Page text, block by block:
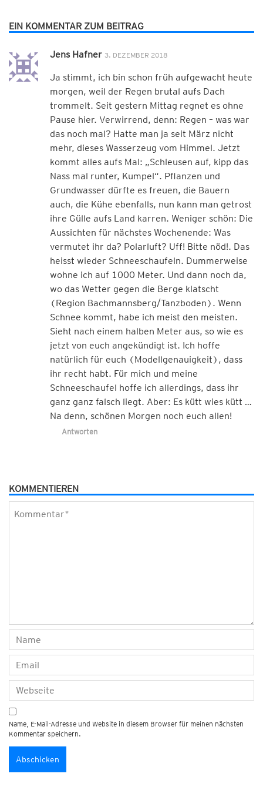
EIN KOMMENTAR ZUM BEITRAG
Jens Hafner 3. DEZEMBER 2018
Ja stimmt, ich bin schon früh aufgewacht heute
morgen, weil der Regen brutal aufs Dach
trommelt. Seit gestern Mittag regnet es ohne
Pause hier. Verwirrend, denn: Regen – was war
das noch mal? Hatte man ja seit März nicht
mehr, dieses Wasserzeug vom Himmel. Jetzt
kommt alles aufs Mal: „Schleusen auf, kipp das
Nass mal runter, Kumpel“. Pflanzen und
Grundwasser dürfte es freuen, die Bauern
auch, die Kühe ebenfalls, nun kann man getrost
ihre Gülle aufs Land karren. Weniger schön: Die
Aussichten für nächstes Wochenende: Was
vermutet ihr da? Polarluft? Uff! Bitte nöd!. Das
heisst wieder Schneeschaufeln. Dummerweise
wohne ich auf 1000 Meter. Und dann noch da,
wo das Wetter gegen die Berge klatscht
(Region Bachmannsberg/Tanzboden). Wenn
Schnee kommt, habe ich meist den meisten.
Sieht nach einem halben Meter aus, so wie es
jetzt von euch angekündigt ist. Ich hoffe
natürlich für euch (Modellgenauigkeit), dass
ihr recht habt. Für mich und meine
Schneeschaufel hoffe ich allerdings, dass ihr
ganz ganz falsch liegt. Aber: Es kütt wies kütt …
Na denn, schönen Morgen noch euch allen!
Antworten
KOMMENTIEREN
Name, E-Mail-Adresse und Website in diesem Browser für meinen nächsten
Kommentar speichern.